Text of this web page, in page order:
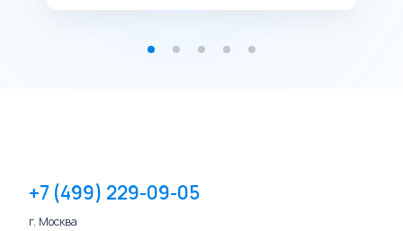
+7 (499) 229-09-05
г. Москва